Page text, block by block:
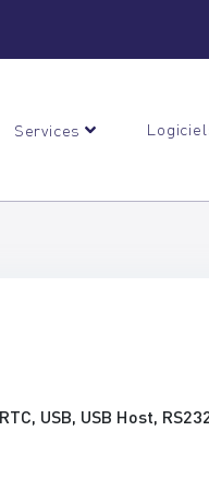
Services
USB, USB Host,